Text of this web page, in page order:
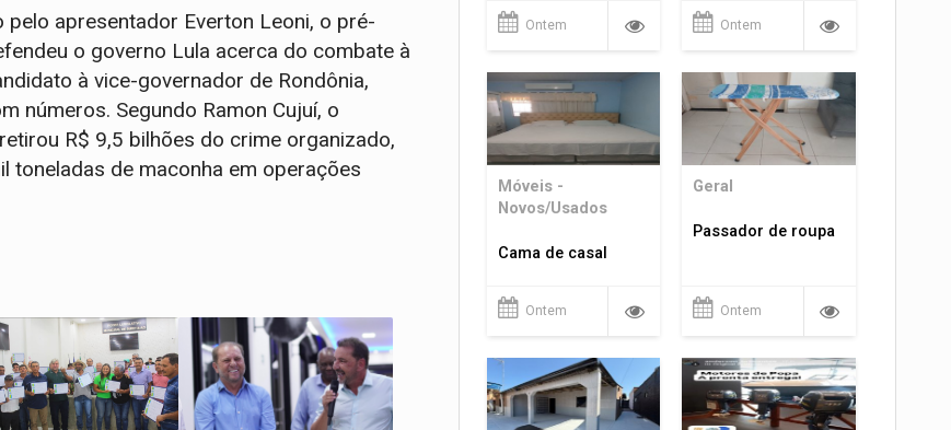
apresentador Everton Leoni, o pré-
o governo Lula acerca do combate à
à vice-governador de Rondônia,
números. Segundo Ramon Cujuí, o
R$ 9,5 bilhões do crime organizado,
toneladas de maconha em operações
Ontem Ontem
Móveis -
Novos/Usados
Cama de casal
Ontem
Geral
Passador de roupa
Ontem